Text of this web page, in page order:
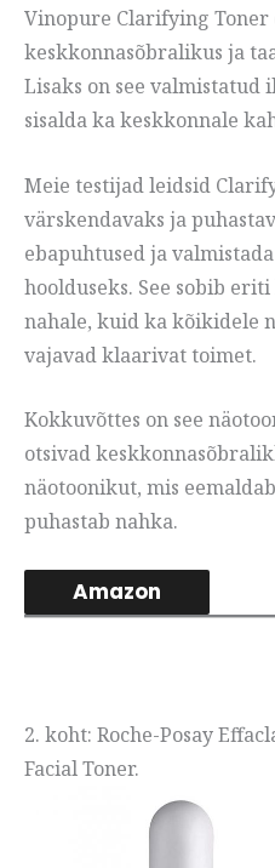
Vinopure Clarifying
keskkonnasõbralikus ja
Lisaks on see valmistatud
sisalda ka keskkonnale
Meie testijad leidsid
värskendavaks ja
ebapuhtused ja
hoolduseks. See sobib
nahale, kuid ka kõikidele
vajavad klaarivat toimet.
Kokkuvõttes on see
otsivad
näotoonikut, mis
puhastab nahka.
Amazon
2. koht: Roche-Posay
Facial Toner.